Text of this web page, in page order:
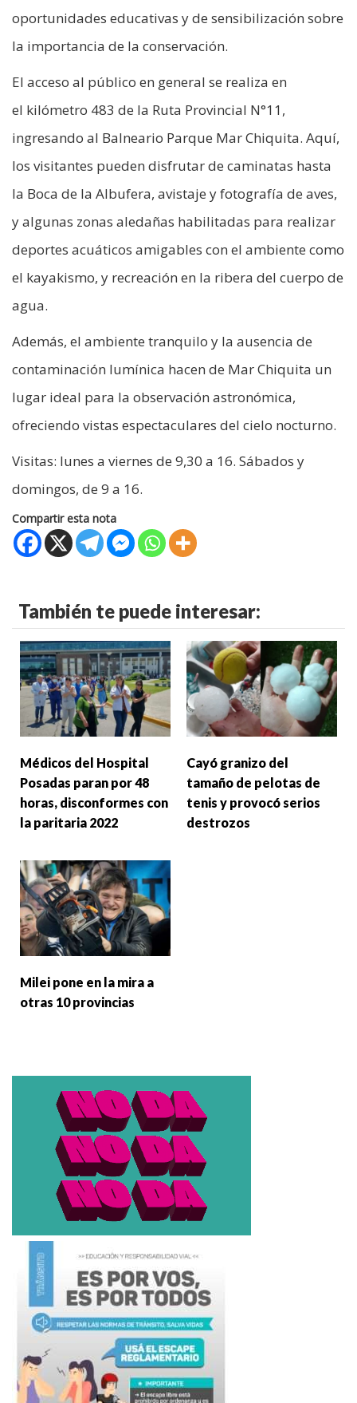
oportunidades educativas y de sensibilización sobre
la importancia de la conservación.
El acceso al público en general se realiza en
el kilómetro 483 de la Ruta Provincial N°11,
ingresando al Balneario Parque Mar Chiquita. Aquí,
los visitantes pueden disfrutar de caminatas hasta
la Boca de la Albufera, avistaje y fotografía de aves,
y algunas zonas aledañas habilitadas para realizar
deportes acuáticos amigables con el ambiente como
el kayakismo, y recreación en la ribera del cuerpo de
agua.
Además, el ambiente tranquilo y la ausencia de
contaminación lumínica hacen de Mar Chiquita un
lugar ideal para la observación astronómica,
ofreciendo vistas espectaculares del cielo nocturno.
Visitas: lunes a viernes de 9,30 a 16. Sábados y
domingos, de 9 a 16.
Compartir esta nota
También te puede interesar:
Médicos del Hospital
Posadas paran por 48
horas, disconformes con
la paritaria 2022
Cayó granizo del
tamaño de pelotas de
tenis y provocó serios
destrozos
Milei pone en la mira a
otras 10 provincias